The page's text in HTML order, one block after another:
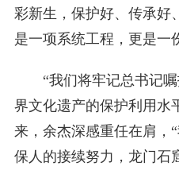
彩新生，保护好、传承好
是一项系统工程，更是一
“我们将牢记总书记
界文化遗产的保护利用水
来，余杰深感重任在肩，
保人的接续努力，龙门石